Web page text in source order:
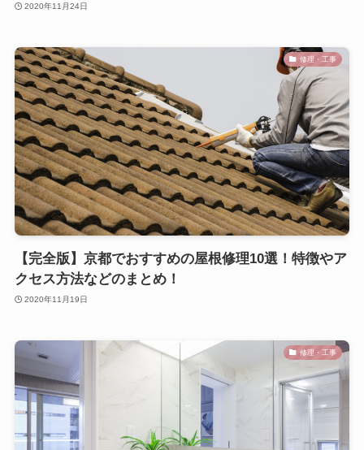
2020年11月24日
修理・工事
【完全版】京都でおすすめの屋根修理10選！特徴やア
クセス方法などのまとめ！
2020年11月19日
修理・工事